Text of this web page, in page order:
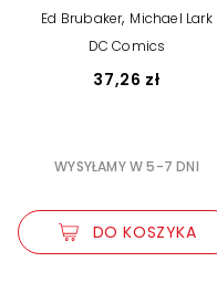
Ed Brubaker, Michael Lark
DC Comics
37,26 zł
WYSYŁAMY W 5-7 DNI
DO KOSZYKA